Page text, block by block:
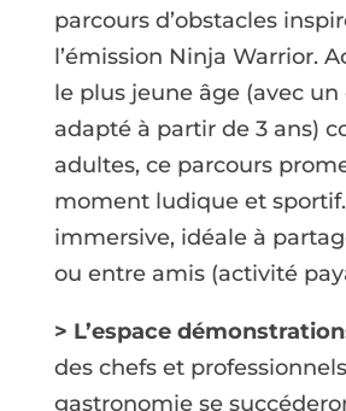
parcours d’obstacles
l’émission Ninja Warrior.
le plus jeune âge (avec un
adapté à partir de 3 ans)
adultes, ce parcours
moment ludique et
immersive, idéale à
ou entre amis (activité
> L’espace
des chefs et
gastronomie se